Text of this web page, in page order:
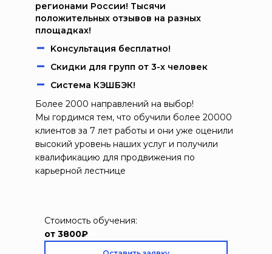
регионами России! Тысячи
положительных отзывов на разных
площадках!
Kонcультация бecплaтно!
Скидки для групп от 3-х человек
Система КЭШБЭК!
Более 2000 направлений на выбор!
Мы гордимся тем, что обучили более 20000
клиентов за 7 лет работы и они уже оценили
высокий уровень наших услуг и получили
квалификацию для продвижения по
карьерной лестнице
Стоимость обучения:
от 3800₽